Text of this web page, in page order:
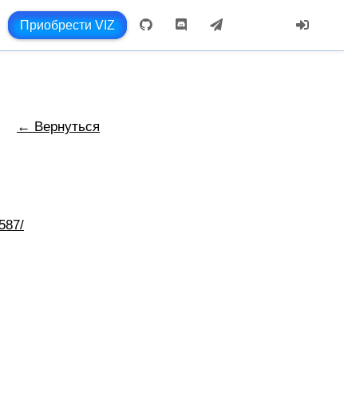
Приобрести VIZ
← Вернуться